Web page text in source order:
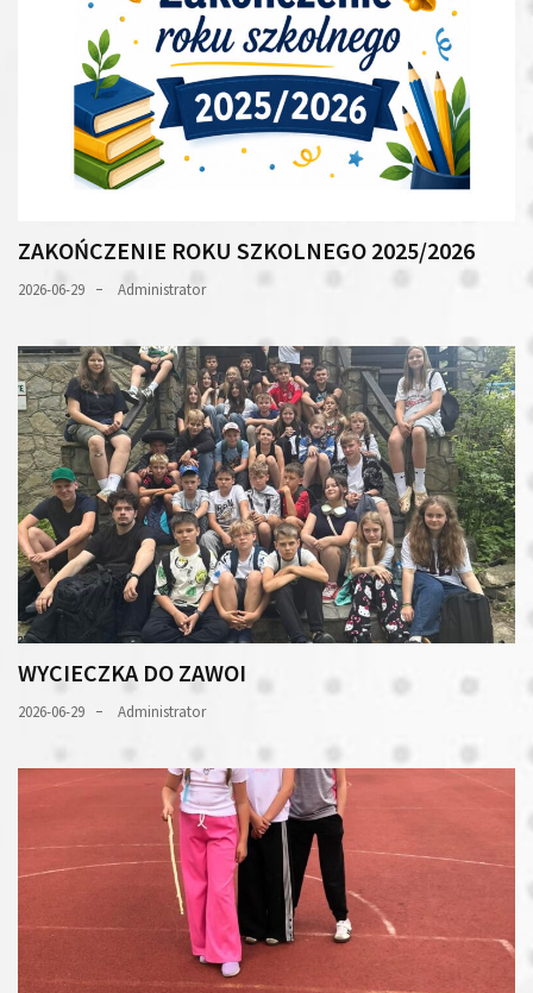
ZAKOŃCZENIE ROKU SZKOLNEGO 2025/2026
2026-06-29 Administrator
WYCIECZKA DO ZAWOI
2026-06-29 Administrator